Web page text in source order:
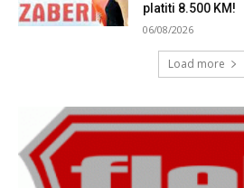
platiti 8.500 KM!
06/08/2026
Load more